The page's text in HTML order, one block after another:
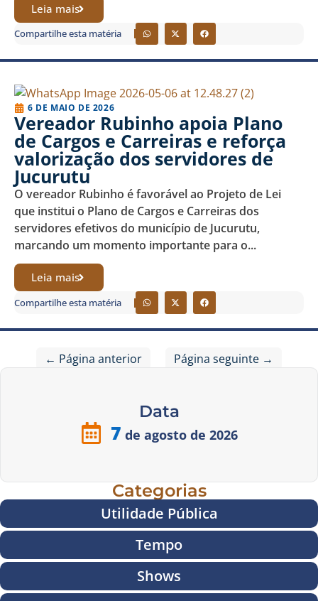
Leia mais
Compartilhe esta matéria
6 DE MAIO DE 2026
Vereador Rubinho apoia Plano
de Cargos e Carreiras e reforça
valorização dos servidores de
Jucurutu
O vereador Rubinho é favorável ao Projeto de Lei
que institui o Plano de Cargos e Carreiras dos
servidores efetivos do município de Jucurutu,
marcando um momento importante para o...
Leia mais
Compartilhe esta matéria
← Página anterior Página seguinte →
Data
7 de agosto de 2026
Categorias
Utilidade Pública
Tempo
Shows